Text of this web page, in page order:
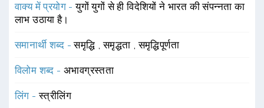
वाक्य में प्रयोग -युगों युगों से ही विदेशियों ने भारत की संपन्नता का
लाभ उठाया है।
समानार्थी शब्द -समृद्धि ,समृद्धता ,समृद्धिपूर्णता
विलोम शब्द - अभावग्रस्तता
लिंग -स्त्रीलिंग